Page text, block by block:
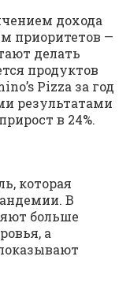
дохода
приоритетов —
делать
продуктов
Pizza за год
результатами
в 24%.
которая
В
больше
а